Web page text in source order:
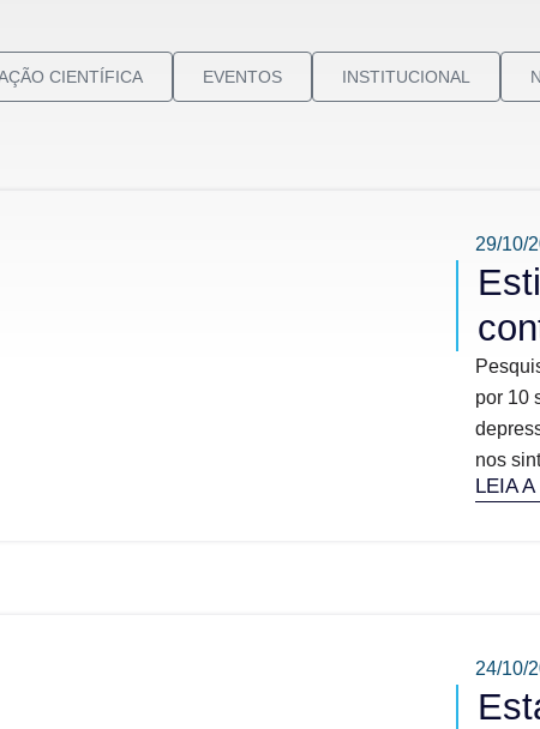
CIENTÍFICA EVENTOS INSTITUCIONAL
29/10/
por 10
nos
LEIA
24/10/